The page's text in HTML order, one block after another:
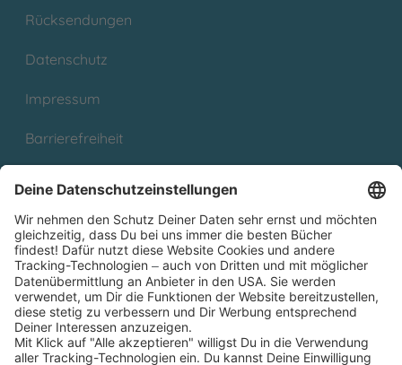
Rücksendungen
Datenschutz
Impressum
Barrierefreiheit
Partnerprogramm (Affiliate)
Folge uns auf